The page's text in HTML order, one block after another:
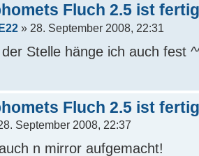
Fluch 2.5 ist fertig
» 28. September 2008, 22:31
Stelle hänge ich auch fest
Fluch 2.5 ist fertig
September 2008, 22:37
n mirror aufgemacht!